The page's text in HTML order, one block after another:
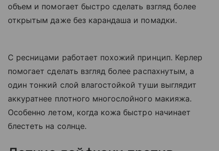
объем и помогает быстро сделать взгляд более
открытым даже без карандаша и помадки.
С ресницами работает похожий принцип. Керлер
помогает сделать взгляд более распахнутым, а
один тонкий слой влагостойкой туши выглядит
аккуратнее плотного многослойного макияжа.
Особенно летом, когда кожа быстро начинает
блестеть на солнце.